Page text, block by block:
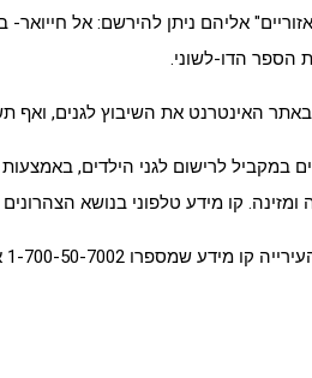
אליהם ניתן להירשם: אל
הספר הדו-לשוני.
האינטרנט את השיבוץ לגנים, ואף
מידע טלפוני בנושא הצהרונים בטלפון 1-
בין השעות 8:00 עד 14:00 בימים ראשון עד חמישי.